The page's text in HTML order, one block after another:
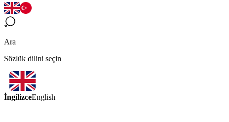
Ara
Sözlük dilini seçin
İngilizceEnglish